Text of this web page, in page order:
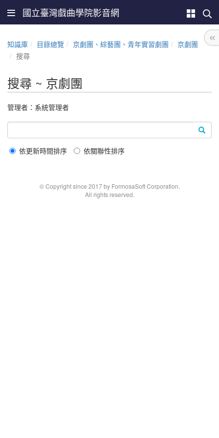
國立臺灣戲曲學院影音網
知識庫 目錄總覽 京劇團、綜藝團、青年實習劇團
京劇團
搜尋
搜尋 ~ 京劇團
管理者：系統管理者
依更新時間排序 依關聯性排序
© Copyright since 2017 by FormosaSoft Corporation.
All rights reserved.